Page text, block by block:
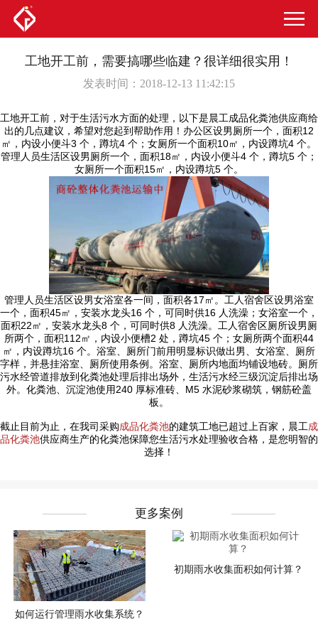
工地开工前，需要搞哪些临建？很详细很实用！
发表时间：2018-12-13 11:42:15
工地开工前，对于生活污水方面的处理，以下是晨工成品化粪池供应商给
出的几点建议，希望对您起到帮助作用！办公区设男厕所一个，面积12
㎡，内设小便斗3 个，蹲坑4 个；女厕所一个面积10㎡，内设蹲坑4 个。
管理人员生活区设男厕所一个，面积18㎡，内设小便斗4 个，蹲坑5 个；
女厕所一个面积15㎡，内设蹲坑5 个。
管理人员生活区设男女浴室各一间，面积各17㎡。工人宿舍区设男浴室
一个，面积45㎡，安装水龙头16 个，可同时供16 人洗澡；女浴室一个，
面积22㎡，安装水龙头8 个，可同时供8 人洗澡。工人宿舍区厕所设男厕
所两个，面积112㎡，内设小便槽2 处，蹲坑45 个；女厕所两个面积44
㎡，内设蹲坑16 个。浴室、厕所门前用明显标识做出男、女浴室、厕所
字样，并悬挂浴室、厕所使用条例。浴室、厕所内地面均铺设地砖。厕所
污水经管道排放到化粪池处理后排出场外，生活污水经三级沉淀后排出场
外。化粪池、沉淀池使用240 厚标准砖、M5 水泥砂浆砌筑，钢筋砼盖
板。
截止目前为止，在我司采购成品化粪池的建筑工地已超过上百家，晨工成
品化粪池供应商生产的化粪池保障您生活污水处理验收合格，是您明智的
选择！
更多案例
如何运行管理雨水收集系统？
初期雨水收集面积如何计算？